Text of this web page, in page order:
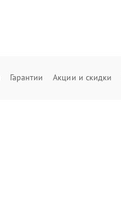
Гарантии Акции и скидки